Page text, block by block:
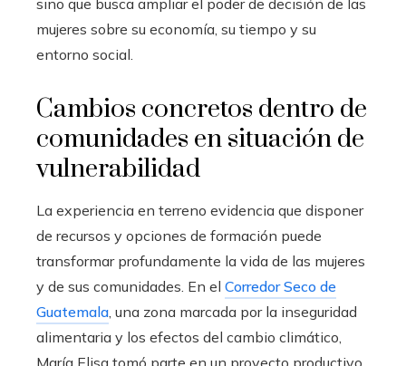
sino que busca ampliar el poder de decisión de las
mujeres sobre su economía, su tiempo y su
entorno social.
Cambios concretos dentro de
comunidades en situación de
vulnerabilidad
La experiencia en terreno evidencia que disponer
de recursos y opciones de formación puede
transformar profundamente la vida de las mujeres
y de sus comunidades. En el Corredor Seco de
Guatemala, una zona marcada por la inseguridad
alimentaria y los efectos del cambio climático,